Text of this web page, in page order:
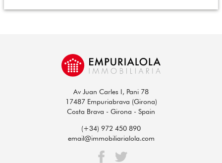
Av Juan Carles I, Pani 78
17487 Empuriabrava (Girona)
Costa Brava - Girona - Spain
(+34) 972 450 890
email@immobiliarialola.com